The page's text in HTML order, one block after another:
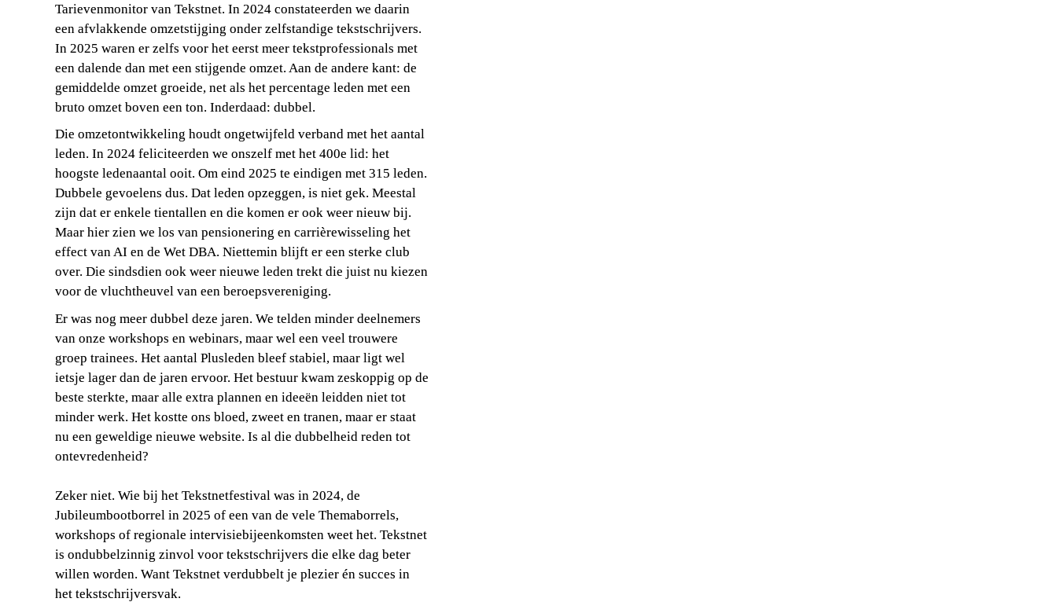
Tarievenmonitor van Tekstnet. In 2024 constateerden we daarin
een afvlakkende omzetstijging onder zelfstandige tekstschrijvers.
In 2025 waren er zelfs voor het eerst meer tekstprofessionals met
een dalende dan met een stijgende omzet. Aan de andere kant: de
gemiddelde omzet groeide, net als het percentage leden met een
bruto omzet boven een ton. Inderdaad: dubbel.
Die omzetontwikkeling houdt ongetwijfeld verband met het aantal
leden. In 2024 feliciteerden we onszelf met het 400e lid: het
hoogste ledenaantal ooit. Om eind 2025 te eindigen met 315 leden.
Dubbele gevoelens dus. Dat leden opzeggen, is niet gek. Meestal
zijn dat er enkele tientallen en die komen er ook weer nieuw bij.
Maar hier zien we los van pensionering en carrièrewisseling het
effect van AI en de Wet DBA. Niettemin blijft er een sterke club
over. Die sindsdien ook weer nieuwe leden trekt die juist nu kiezen
voor de vluchtheuvel van een beroepsvereniging.
Er was nog meer dubbel deze jaren. We telden minder deelnemers
van onze workshops en webinars, maar wel een veel trouwere
groep trainees. Het aantal Plusleden bleef stabiel, maar ligt wel
ietsje lager dan de jaren ervoor. Het bestuur kwam zeskoppig op de
beste sterkte, maar alle extra plannen en ideeën leidden niet tot
minder werk. Het kostte ons bloed, zweet en tranen, maar er staat
nu een geweldige nieuwe website. Is al die dubbelheid reden tot
ontevredenheid?
Zeker niet. Wie bij het Tekstnetfestival was in 2024, de
Jubileumbootborrel in 2025 of een van de vele Themaborrels,
workshops of regionale intervisiebijeenkomsten weet het. Tekstnet
is ondubbelzinnig zinvol voor tekstschrijvers die elke dag beter
willen worden. Want Tekstnet verdubbelt je plezier én succes in
het tekstschrijversvak.